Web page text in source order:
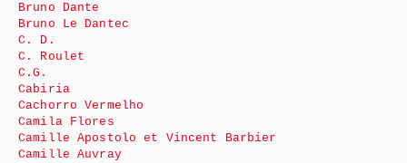
Bruno Dante
Bruno Le Dantec
C. D.
C. Roulet
C.G.
Cabiria
Cachorro Vermelho
Camila Flores
Camille Apostolo et Vincent Barbier
Camille Auvray